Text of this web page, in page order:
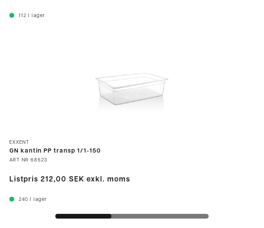
112 I lager
EXXENT
GN kantin PP transp 1/1-150
ART.NR 68523
Listpris 212,00 SEK exkl. moms
240 I lager